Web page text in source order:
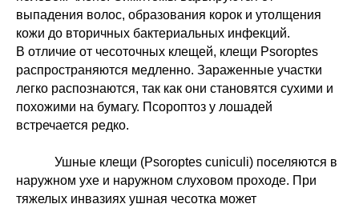
выпадения волос, образования корок и утолщения
кожи до вторичных бактериальных инфекций.
В отличие от чесоточных клещей, клещи Psoroptes
распространяются медленно. Зараженные участки
легко распознаются, так как они становятся сухими и
похожими на бумагу. Псороптоз у лошадей
встречается редко.
Ушные клещи (Psoroptes cuniculi) поселяются в
наружном ухе и наружном слуховом проходе. При
тяжелых инвазиях ушная чесотка может